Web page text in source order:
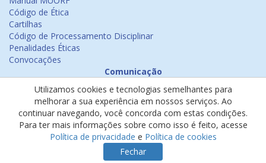
Código de Ética
Cartilhas
Código de Processamento Disciplinar
Penalidades Éticas
Convocações
Comunicação
Emissão de Certificados
Psicologia na Mídia
Ouvidoria
Política de cookies
Política de privacidade
Utilizamos cookies e tecnologias semelhantes para
melhorar a sua experiência em nossos serviços. Ao
continuar navegando, você concorda com estas condições.
Para ter mais informações sobre como isso é feito, acesse
Política de privacidade e Política de cookies
Fechar